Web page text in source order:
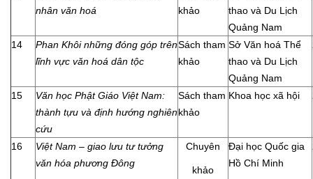
nhân văn hoá
khảo
thao và Du Lịch
Quảng Nam
14 Phan Khôi những đóng góp trên
lĩnh vực văn hoá dân tộc
Sách tham
khảo
Sở Văn hoá Thể
thao và Du Lịch
Quảng Nam
15
Văn học Phật Giáo Việt Nam:
thành tựu và định hướng nghiên
cứu
Sách tham
khảo
Khoa học xã hội
16
Việt Nam – giao lưu tư tưởng
văn hóa phương Đông
Chuyên
khảo
Đại học Quốc gia
Hồ Chí Minh